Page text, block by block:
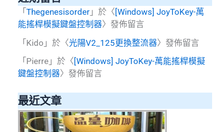
「 Thegenesisorder 」於〈[Windows] JoyToKey-萬
能搖桿模擬鍵盤控制器〉發佈留言
「 Kido 」於〈光陽V2_125更換整流器〉發佈留言
「 Pierre 」於〈 [Windows] JoyToKey-萬能搖桿模擬
鍵盤控制器〉發佈留言
最近文章